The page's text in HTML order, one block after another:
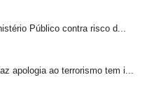
Público contra risco d...
apologia ao terrorismo tem i...